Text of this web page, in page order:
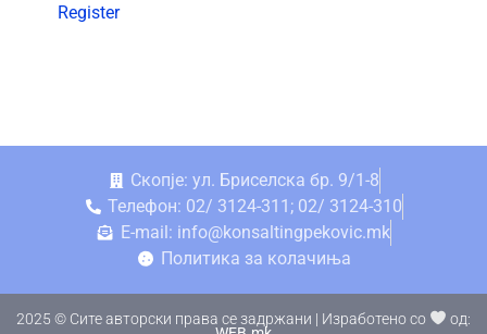
Register
Скопје: ул. Бриселска бр. 9/1-8
Телефон: 02/ 3124-311; 02/ 3124-310
E-mail: info@konsaltingpekovic.mk
Политика за колачиња
2025 © Сите авторски права се задржани | Изработено со
од: